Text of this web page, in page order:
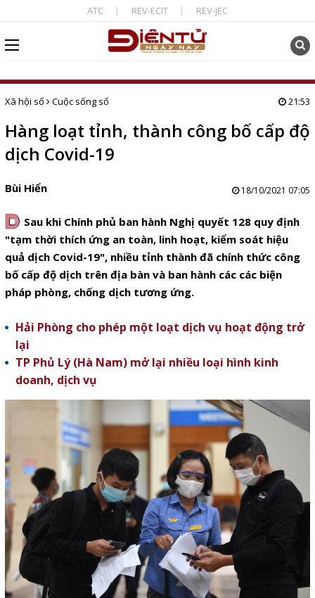
ATC REV-ECIT REV-JEC
Xã hội số Cuộc sống số 21:53
Hàng loạt tỉnh, thành công bố cấp độ
dịch Covid-19
Bùi Hiển 18/10/2021 07:05
D Sau khi Chính phủ ban hành Nghị quyết 128 quy định
"tạm thời thích ứng an toàn, linh hoạt, kiểm soát hiệu
quả dịch Covid-19", nhiều tỉnh thành đã chính thức công
bố cấp độ dịch trên địa bàn và ban hành các các biện
pháp phòng, chống dịch tương ứng.
Hải Phòng cho phép một loạt dịch vụ hoạt động trở
lại
TP Phủ Lý (Hà Nam) mở lại nhiều loại hình kinh
doanh, dịch vụ